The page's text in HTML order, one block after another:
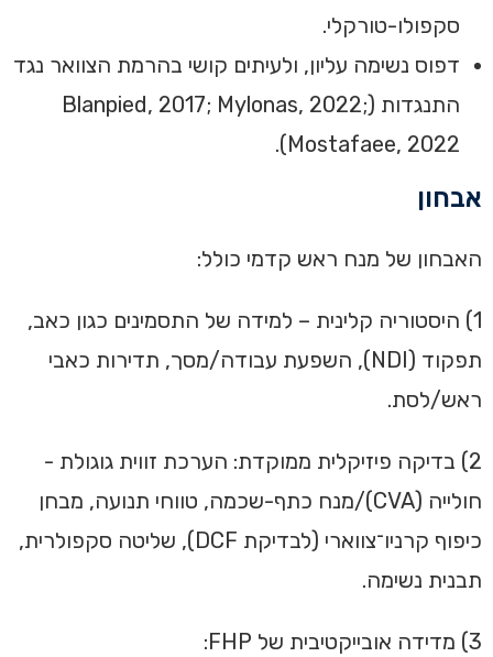
סקפולו-טורקלי.
דפוס נשימה עליון, ולעיתים קושי בהרמת הצוואר נגד
התנגדות (Blanpied, 2017; Mylonas, 2022;
Mostafaee, 2022).
אבחון
האבחון של מנח ראש קדמי כולל:
1) היסטוריה קלינית – למידה של התסמינים כגון כאב,
תפקוד (NDI), השפעת עבודה/מסך, תדירות כאבי
ראש/לסת.
2) בדיקה פיזיקלית ממוקדת: הערכת זווית גוגולת -
חולייה (CVA)/מנח כתף-שכמה, טווחי תנועה, מבחן
כיפוף קרניו־צווארי (לבדיקת DCF), שליטה סקפולרית,
תבנית נשימה.
3) מדידה אובייקטיבית של FHP: